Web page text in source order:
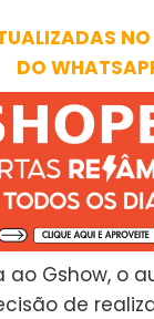
DO
ao Gshow, o
de